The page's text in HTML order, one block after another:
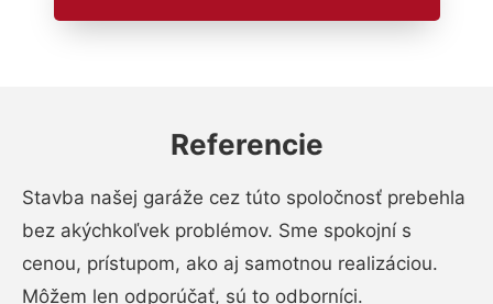
Referencie
Stavba našej garáže cez túto spoločnosť prebehla
bez akýchkoľvek problémov. Sme spokojní s
cenou, prístupom, ako aj samotnou realizáciou.
Môžem len odporúčať, sú to odborníci.